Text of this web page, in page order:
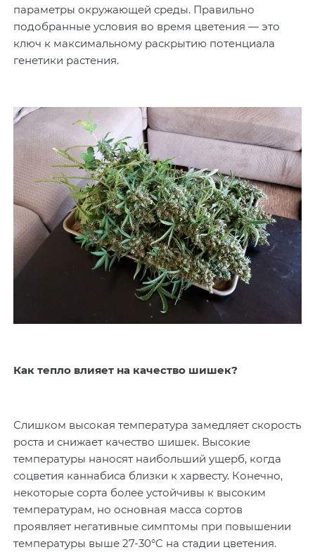
параметры окружающей среды. Правильно
подобранные условия во время цветения — это
ключ к максимальному раскрытию потенциала
генетики растения.
Как тепло влияет на качество шишек?
Слишком высокая температура замедляет скорость
роста и снижает качество шишек. Высокие
температуры наносят наибольший ущерб, когда
соцветия каннабиса близки к харвесту. Конечно,
некоторые сорта более устойчивы к высоким
температурам, но основная масса сортов
проявляет негативные симптомы при повышении
температуры выше 27-30°C на стадии цветения.